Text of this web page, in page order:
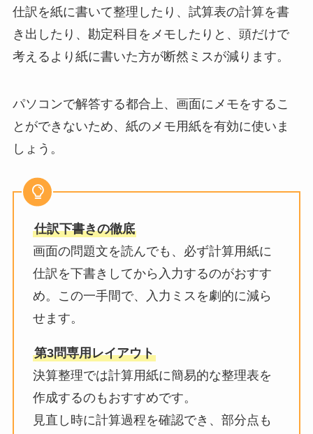
仕訳を紙に書いて整理したり、試算表の計算を書
き出したり、勘定科目をメモしたりと、頭だけで
考えるより紙に書いた方が断然ミスが減ります。
パソコンで解答する都合上、画面にメモをするこ
とができないため、紙のメモ用紙を有効に使いま
しょう。
仕訳下書きの徹底
画面の問題文を読んでも、必ず計算用紙に
仕訳を下書きしてから入力するのがおすす
め。この一手間で、入力ミスを劇的に減ら
せます。
第3問専用レイアウト
決算整理では計算用紙に簡易的な整理表を
作成するのもおすすめです。
見直し時に計算過程を確認でき、部分点も